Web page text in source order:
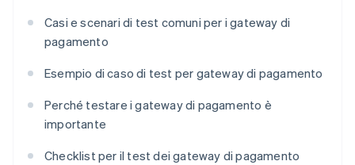
Casi e scenari di test comuni per i gateway di
pagamento
Esempio di caso di test per gateway di pagamento
Perché testare i gateway di pagamento è
importante
Checklist per il test dei gateway di pagamento